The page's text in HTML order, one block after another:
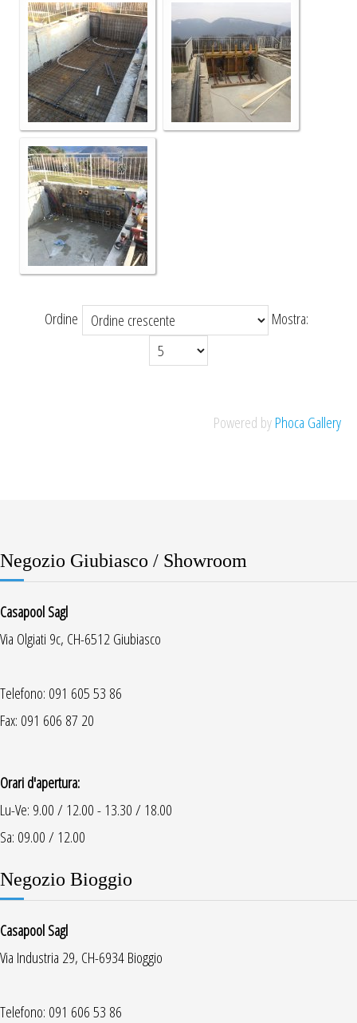
Ordine Mostra:
Powered byPhoca Gallery
Negozio Giubiasco / Showroom
Casapool Sagl
Via Olgiati 9c, CH-6512 Giubiasco
Telefono: 091 605 53 86
Fax: 091 606 87 20
Orari d'apertura:
Lu-Ve: 9.00 / 12.00 - 13.30 / 18.00
Sa: 09.00 / 12.00
Negozio Bioggio
Casapool Sagl
Via Industria 29, CH-6934 Bioggio
Telefono: 091 606 53 86